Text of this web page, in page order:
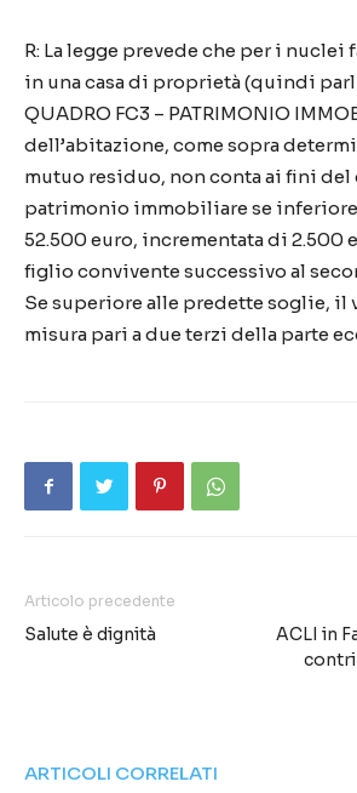
R: La legge prevede che per i
in una casa di proprietà (quindi
QUADRO FC3 – PATRIMONIO
dell’abitazione, come sopra
mutuo residuo, non conta ai fini del
patrimonio immobiliare se
52.500 euro, incrementata di 2.500
figlio convivente successivo al
Se superiore alle predette soglie, il
misura pari a due terzi della parte
Articolo precedente
Salute è dignità
ACLI in
ARTICOLI CORRELATI